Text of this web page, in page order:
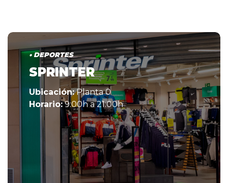
• DEPORTES
SPRINTER
Ubicación:Planta 0
Horario:9:00h a 21:00h